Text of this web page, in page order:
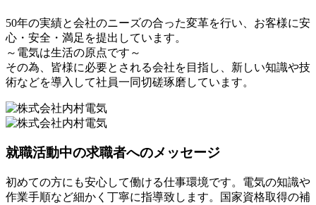
50年の実績と会社のニーズの合った変革を行い、お客様に安
心・安全・満足を提出しています。
～電気は生活の原点です～
その為、皆様に必要とされる会社を目指し、新しい知識や技
術などを導入して社員一同切磋琢磨しています。
就職活動中の求職者へのメッセージ
初めての方にも安心して働ける仕事環境です。電気の知識や
作業手順など細かく丁寧に指導致します。国家資格取得の補